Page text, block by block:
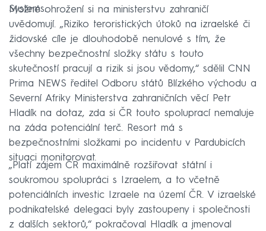
Systems.
Možné ohrožení si na ministerstvu zahraničí
uvědomují. „Riziko teroristických útoků na izraelské či
židovské cíle je dlouhodobě nenulové s tím, že
všechny bezpečnostní složky státu s touto
skutečností pracují a rizik si jsou vědomy,“ sdělil CNN
Prima NEWS ředitel Odboru států Blízkého východu a
Severní Afriky Ministerstva zahraničních věcí Petr
Hladík na dotaz, zda si ČR touto spoluprací nemaluje
na záda potenciální terč. Resort má s
bezpečnostními složkami po incidentu v Pardubicích
situaci monitorovat.
„Platí zájem ČR maximálně rozšiřovat státní i
soukromou spolupráci s Izraelem, a to včetně
potenciálních investic Izraele na území ČR. V izraelské
podnikatelské delegaci byly zastoupeny i společnosti
z dalších sektorů,“ pokračoval Hladík a jmenoval